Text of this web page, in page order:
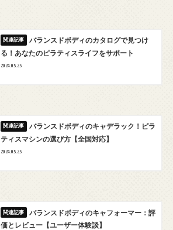
バランスドボディのカタログで見つけ
る！あなたのピラティスライフをサポート
2024.05.25
バランスドボディのキャデラック！ピラ
ティスマシンの選び方【全国対応】
2024.05.25
バランスドボディのキャフォーマー：評
価とレビュー【ユーザー体験談】